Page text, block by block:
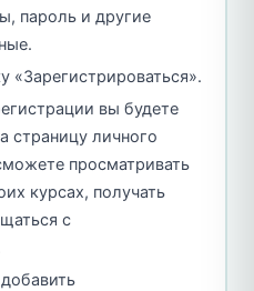
пароль и другие
«Зарегистрироваться».
вы будете
страницу личного
просматривать
курсах, получать
с